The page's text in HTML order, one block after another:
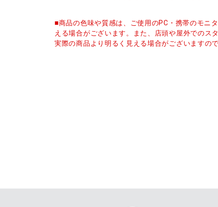
■商品の色味や質感は、ご使用のPC・携帯のモニ
える場合がございます。また、店頭や屋外でのス
実際の商品より明るく見える場合がございますの